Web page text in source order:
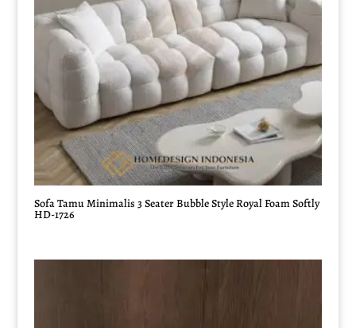
Sofa Tamu Minimalis 3 Seater Bubble Style Royal Foam Softly
HD-1726